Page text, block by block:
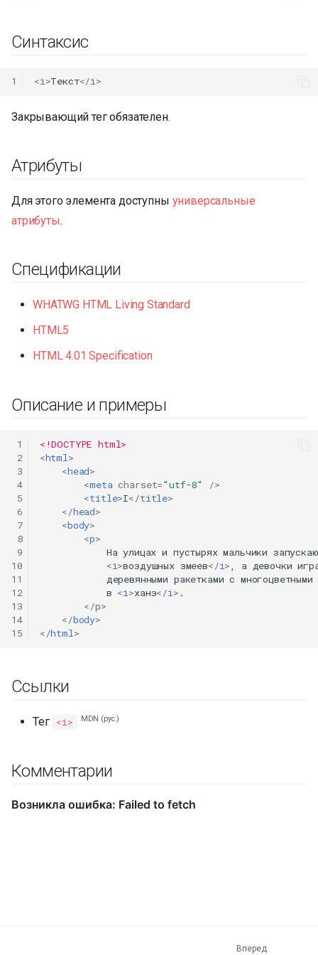
Синтаксис
1 <i>Текст</i>
Закрывающий тег обязателен.
Атрибуты
Для этого элемента доступны универсальные
атрибуты.
Спецификации
WHATWG HTML Living Standard
HTML5
HTML 4.01 Specification
Описание и примеры
1
2
3
4
5
6
7
8
9
10
11
12
13
14
15
<!DOCTYPE html>
<html>
<head>
<meta charset="utf-8"
/>
<title>I</title>
</head>
<body>
<p>
На улицах и пустырях мальчики
<i>воздушных змеев</i>, а девочки
деревянными ракетками с многоцветными
            в
<i>ханэ</i> .
</p>
</body>
</html>
Ссылки
Тег <i> MDN (рус.)
Комментарии
Вперед